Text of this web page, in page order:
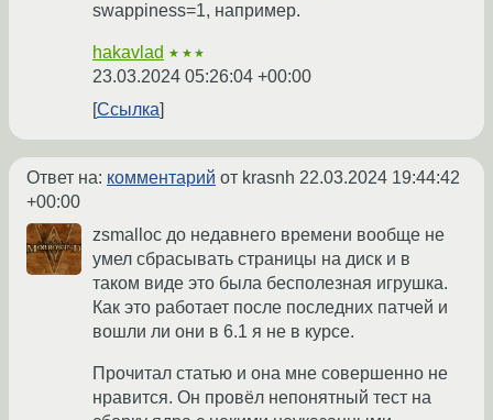
swappiness=1, например.
hakavlad ★★★
23.03.2024 05:26:04 +00:00
Ссылка
Ответ на: комментарий от krasnh 22.03.2024 19:44:42
+00:00
zsmalloc до недавнего времени вообще не
умел сбрасывать страницы на диск и в
таком виде это была бесполезная игрушка.
Как это работает после последних патчей и
вошли ли они в 6.1 я не в курсе.
Прочитал статью и она мне совершенно не
нравится. Он провёл непонятный тест на